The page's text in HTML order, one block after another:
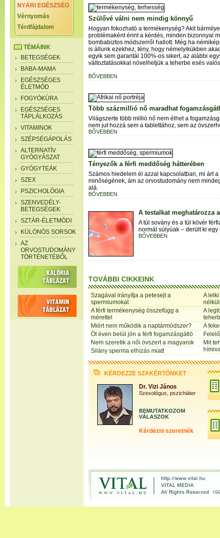
NYÁRI EGÉSZSÉG
Vérnyomás
Térdfájdalom
TÉMÁINK
BETEGSÉGEK
BABA-MAMA
EGÉSZSÉGES
ÉLETMÓD
FOGYÓKÚRA
EGÉSZSÉGES
TÁPLÁLKOZÁS
VITAMINOK
SZÉPSÉGÁPOLÁS
ALTERNATÍV
GYÓGYÁSZAT
GYÓGYTEÁK
SZEX
PSZICHOLÓGIA
SZENVEDÉLY-
BETEGSÉGEK
SZTÁR-ÉLETMÓDI
KÜLÖNÖS SORSOK
AZ
ORVOSTUDOMÁNY
TÖRTÉNETÉBŐL
Szülővé válni nem mindig könnyű
Hogyan fokozható a termékenység? Akit
problémaként érint a kérdés, minden bizonnyal
bombabiztos módszerről hallott. Még ha
is állunk ezekhez, tény, hogy némelyikükben
egyik sem garantál 100%-os sikert, az alábbi
változtatásokkal növelhetjük a teherbe esés
BŐVEBBEN
Több százmillió nő maradhat
Világszerte több millió nő nem élhet a
nem jut hozzá sem a tablettához, sem az
BŐVEBBEN
Tényezők a férfi meddőség hátterében
Számos hiedelem él azzal kapcsolatban, mi árt
minőségének, ám az orvostudomány nem
alá.
BŐVEBBEN
A testalkat meghatározza
A túl sovány és a túl kövér
normál súlyúak – derült ki
BŐVEBBEN
TOVÁBBI CIKKEINK
Szagával irányítja a petesejt a
spermiumokat
A férfi termékenység összefügg a
mérettel
Miért nem működik a naptármódszer?
Öt éven belül jön a férfi fogamzásgátló
Nem szeretik a női óvszert a magyarok
Silány sperma elhízás miatt
A
A
A
Mit
KÉRDEZZE SZAKÉRTŐNKET
Dr. Vizi János
Szexológus, pszichiáter
BEMUTATKOZOM
VÁLASZOK
Kérdezni szeretnék